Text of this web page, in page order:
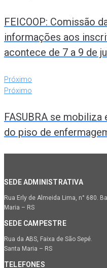
FEICOOP: Comissão
informações aos
acontece de 7 a 9 de
Próximo
Próximo
FASUBRA se
do piso de
SEDE ADMINISTRATIVA
Rua Erly de Almeida Lima, n° 680.
Maria – RS
SEDE CAMPESTRE
Rua da ABS, Faixa de São Sepé.
Santa Maria – RS
TELEFONES